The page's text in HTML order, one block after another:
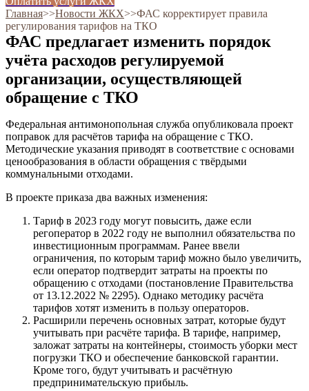
Главная˃˃Новости ЖКХ˃˃ФАС корректирует правила
регулирования тарифов на ТКО
ФАС предлагает изменить порядок
учёта расходов регулируемой
организации, осуществляющей
обращение с ТКО
Федеральная антимонопольная служба опубликовала проект
поправок для расчётов тарифа на обращение с ТКО.
Методические указания приводят в соответствие с основами
ценообразования в области обращения с твёрдыми
коммунальными отходами.
В проекте приказа два важных изменения:
Тариф в 2023 году могут повысить, даже если
регоператор в 2022 году не выполнил обязательства по
инвестиционным программам. Ранее ввели
ограничения, по которым тариф можно было увеличить,
если оператор подтвердит затраты на проекты по
обращению с отходами (постановление Правительства
от 13.12.2022 № 2295). Однако методику расчёта
тарифов хотят изменить в пользу операторов.
Расширили перечень основных затрат, которые будут
учитывать при расчёте тарифа. В тарифе, например,
заложат затраты на контейнеры, стоимость уборки мест
погрузки ТКО и обеспечение банковской гарантии.
Кроме того, будут учитывать и расчётную
предпринимательскую прибыль.